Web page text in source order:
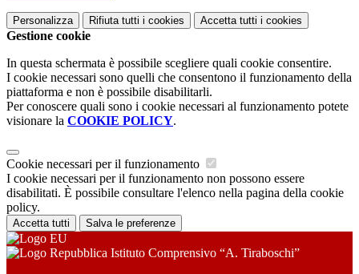
Personalizza Rifiuta tutti i cookies Accetta tutti i cookies
Gestione cookie
In questa schermata è possibile scegliere quali cookie consentire.
I cookie necessari sono quelli che consentono il funzionamento della
piattaforma e non è possibile disabilitarli.
Per conoscere quali sono i cookie necessari al funzionamento potete
visionare la COOKIE POLICY.
Cookie necessari per il funzionamento
I cookie necessari per il funzionamento non possono essere
disabilitati. È possibile consultare l'elenco nella pagina della cookie
policy.
Accetta tutti Salva le preferenze
Istituto Comprensivo “A. Tiraboschi”